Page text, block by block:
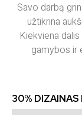
Savo darbą
užtikrina
Kiekviena
gamybos ir
30% DIZAINAS